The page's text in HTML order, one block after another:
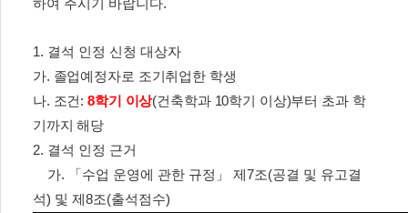
하여 주시기 바랍니다.
1. 결석 인정 신청 대상자
가. 졸업예정자로 조기취업한 학생
나. 조건 :8학기 이상(건축학과 10학기 이상)부터 초과 학
기까지 해당
2. 결석 인정 근거
가. 「 수업 운영에 관한 규정 」 제 7조(공결 및 유고결
석) 및 제 8조(출석점수)